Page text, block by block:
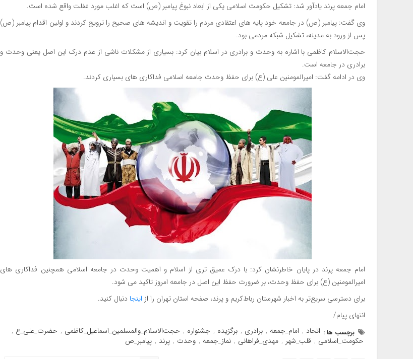
امام جمعه پرند یادآور شد: تشکیل حکومت اسلامی یکی از ابعاد نبوغ پیامبر (ص) است که اغلب مورد غفلت واقع شده است.
وی گفت: پیامبر (ص) در جامعه خود پایه های اعتقادی مردم را تقویت و اندیشه های صحیح را ترویج کردند و اولین اقدام پیامبر (ص)
پس از ورود به مدینه، تشکیل شبکه مردمی بود.
حجت‌الاسلام کاظمی با اشاره به وحدت و برادری در اسلام بیان کرد: بسیاری از مشکلات ناشی از عدم درک این اصل یعنی وحدت و
برادری در جامعه است.
وی در ادامه گفت: امیرالمومنین علی (ع) برای حفظ وحدت جامعه اسلامی فداکاری های بسیاری کردند.
امام جمعه پرند در پایان خاطرنشان کرد: با درک عمیق تری از اسلام و اهمیت وحدت در جامعه اسلامی همچنین فداکاری های
امیرالمومنین (ع) برای حفظ وحدت، بر ضرورت حفظ این اصل در جامعه امروز تاکید می شود.
برای دسترسی سریع‌تر به اخبار شهرستان رباط‌کریم و پرند، صفحه استان تهران را از اینجا دنبال کنید.
انتهای پیام/
برچسب ها : اتحاد , امام_جمعه , برادری , برگزیده , جشنواره , حجت‌الاسلام_والمسلمین_اسماعیل_کاظمی , حضرت_علی_ع ,
حکومت_اسلامی , قلب_شهر , مهدی_فراهانی , نماز_جمعه , وحدت , پرند , پیامبر_ص